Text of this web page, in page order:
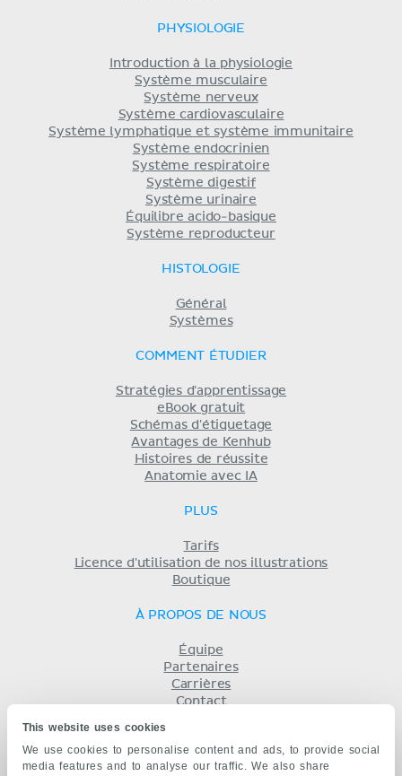
This website uses cookies
We use cookies to personalise content and ads, to provide social
media features and to analyse our traffic. We also share
PHYSIOLOGIE
Introduction à la physiologie
Système musculaire
Système nerveux
Système cardiovasculaire
Système lymphatique et système immunitaire
Système endocrinien
Système respiratoire
Système digestif
Système urinaire
Équilibre acido-basique
Système reproducteur
HISTOLOGIE
Général
Systèmes
COMMENT ÉTUDIER
Stratégies d'apprentissage
eBook gratuit
Schémas d'étiquetage
Avantages de Kenhub
Histoires de réussite
Anatomie avec IA
PLUS
Tarifs
Licence d'utilisation de nos illustrations
Boutique
À PROPOS DE NOUS
Équipe
Partenaires
Carrières
Contact
Politique de confidentialité
KENHUB EN...